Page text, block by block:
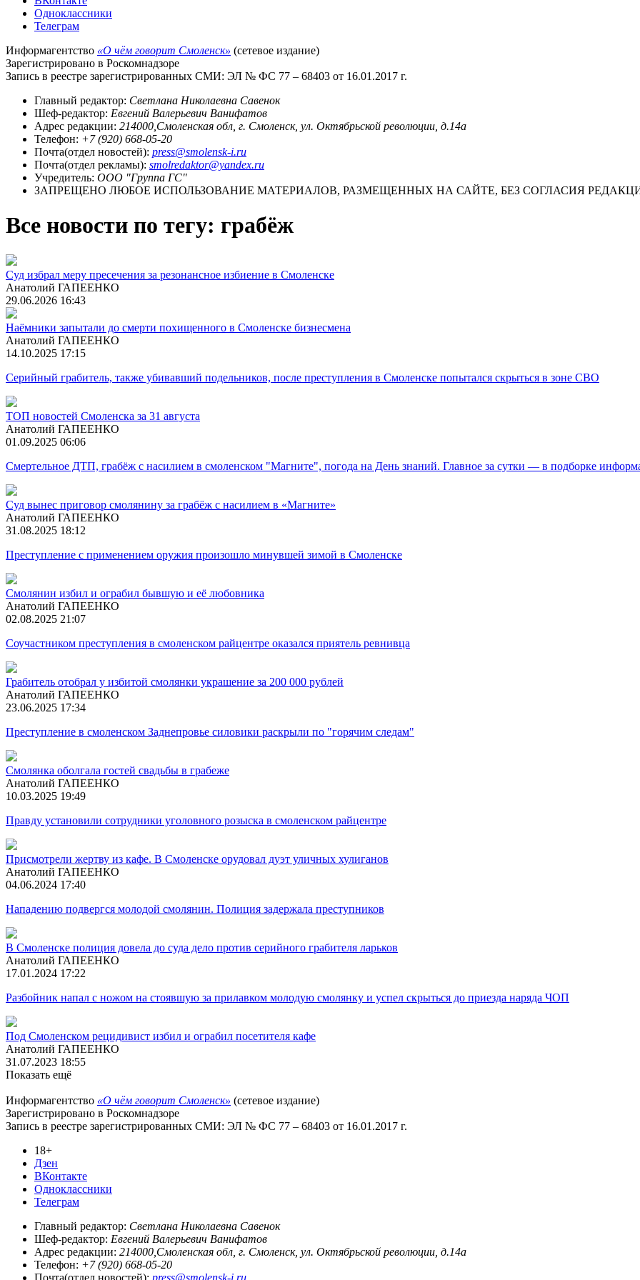
Одноклассники
Телеграм
Информагентство «О чём говорит Смоленск» (сетевое издание)
Зарегистрировано в Роскомнадзоре
Запись в реестре зарегистрированных СМИ: ЭЛ № ФС 77 – 68403 от 16.01.2017 г.
Главный редактор: Светлана Николаевна Савенок
Шеф-редактор: Евгений Валерьевич Ванифатов
Адрес редакции: 214000,Смоленская обл, г. Смоленск, ул. Октябрьской революции, д.14а
Телефон: +7 (920) 668-05-20
Почта(отдел новостей): press@smolensk-i.ru
Почта(отдел рекламы): smolredaktor@yandex.ru
Учредитель: ООО "Группа ГС"
ЗАПРЕЩЕНО ЛЮБОЕ ИСПОЛЬЗОВАНИЕ МАТЕРИАЛОВ, РАЗМЕЩЕННЫХ НА САЙТЕ, БЕЗ СОГЛАСИЯ
Все новости по тегу: грабёж
Суд избрал меру пресечения за резонансное избиение в Смоленске
Анатолий ГАПЕЕНКО
29.06.2026 16:43
Наёмники запытали до смерти похищенного в Смоленске бизнесмена
Анатолий ГАПЕЕНКО
14.10.2025 17:15
Серийный грабитель, также убивавший подельников, после преступления в Смоленске попытался скрыться в зоне СВО
ТОП новостей Смоленска за 31 августа
Анатолий ГАПЕЕНКО
01.09.2025 06:06
Смертельное ДТП, грабёж с насилием в смоленском "Магните", погода на День знаний. Главное за сутки — в подборке
Суд вынес приговор смолянину за грабёж с насилием в «Магните»
Анатолий ГАПЕЕНКО
31.08.2025 18:12
Преступление с применением оружия произошло минувшей зимой в Смоленске
Смолянин избил и ограбил бывшую и её любовника
Анатолий ГАПЕЕНКО
02.08.2025 21:07
Соучастником преступления в смоленском райцентре оказался приятель ревнивца
Грабитель отобрал у избитой смолянки украшение за 200 000 рублей
Анатолий ГАПЕЕНКО
23.06.2025 17:34
Преступление в смоленском Заднепровье силовики раскрыли по "горячим следам"
Смолянка оболгала гостей свадьбы в грабеже
Анатолий ГАПЕЕНКО
10.03.2025 19:49
Правду установили сотрудники уголовного розыска в смоленском райцентре
Присмотрели жертву из кафе. В Смоленске орудовал дуэт уличных хулиганов
Анатолий ГАПЕЕНКО
04.06.2024 17:40
Нападению подвергся молодой смолянин. Полиция задержала преступников
В Смоленске полиция довела до суда дело против серийного грабителя ларьков
Анатолий ГАПЕЕНКО
17.01.2024 17:22
Разбойник напал с ножом на стоявшую за прилавком молодую смолянку и успел скрыться до приезда наряда ЧОП
Под Смоленском рецидивист избил и ограбил посетителя кафе
Анатолий ГАПЕЕНКО
31.07.2023 18:55
Показать ещё
Информагентство «О чём говорит Смоленск» (сетевое издание)
Зарегистрировано в Роскомнадзоре
Запись в реестре зарегистрированных СМИ: ЭЛ № ФС 77 – 68403 от 16.01.2017 г.
18+
Дзен
ВКонтакте
Одноклассники
Телеграм
Главный редактор: Светлана Николаевна Савенок
Шеф-редактор: Евгений Валерьевич Ванифатов
Адрес редакции: 214000,Смоленская обл, г. Смоленск, ул. Октябрьской революции, д.14а
Телефон: +7 (920) 668-05-20
Почта(отдел новостей): press@smolensk-i.ru